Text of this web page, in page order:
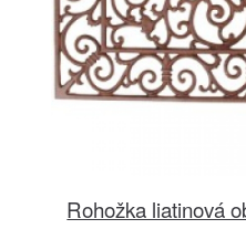
Rohožka liatinová